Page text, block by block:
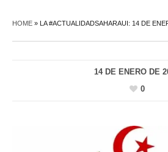
HOME » LA #ACTUALIDADSAHARAUI: 14 DE
14 DE ENERO DE
0